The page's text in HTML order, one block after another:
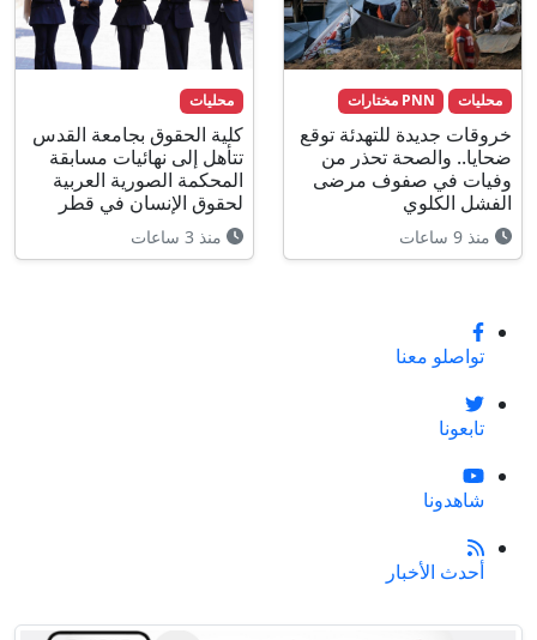
محليات PNN مختارات
خروقات جديدة للتهدئة توقع
ضحايا.. والصحة تحذر من
وفيات في صفوف مرضى
الفشل الكلوي
منذ 9 ساعات
محليات
كلية الحقوق بجامعة القدس
تتأهل إلى نهائيات مسابقة
المحكمة الصورية العربية
لحقوق الإنسان في قطر
منذ 3 ساعات
تواصلو معنا
تابعونا
شاهدونا
أحدث الأخبار